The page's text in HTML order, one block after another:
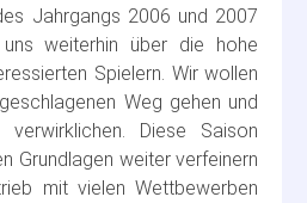
Jahrgangs 2006 und 2007
weiterhin über die hohe
Spielern. Wir wollen
Weg gehen und
Diese Saison
Grundlagen weiter verfeinern
mit vielen Wettbewerben